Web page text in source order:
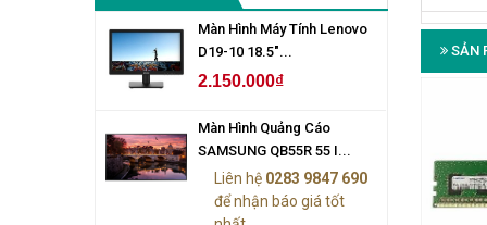
Màn Hình Máy Tính Lenovo
D19-10 18.5"...
2.150.000₫
Màn Hình Quảng Cáo
SAMSUNG QB55R 55 I...
Liên hệ 0283 9847 690
để nhận báo giá tốt
SẢN